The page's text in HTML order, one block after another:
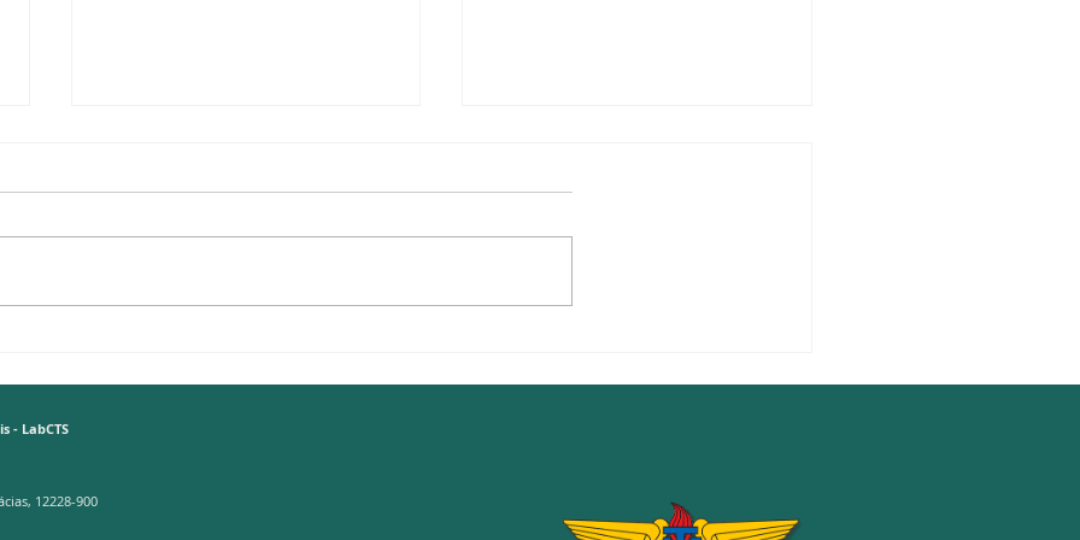
seis escolas públicas de São José
Tecnologia Engajada
- LabCTS
12228-900